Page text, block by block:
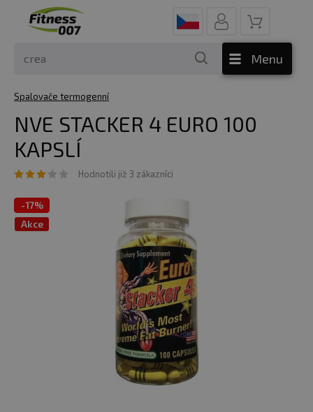
Menu
Spalovače termogenní
NVE STACKER 4 EURO 100
KAPSLÍ
Hodnotili již 3 zákazníci
-17%
Akce